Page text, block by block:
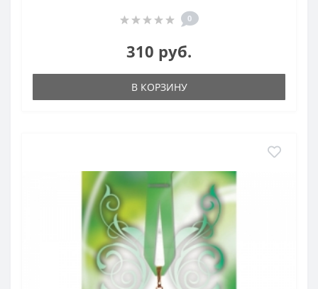
0
310 руб.
В КОРЗИНУ